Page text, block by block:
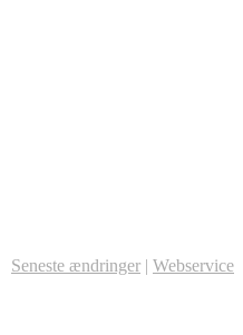
Seneste ændringer | Webservice